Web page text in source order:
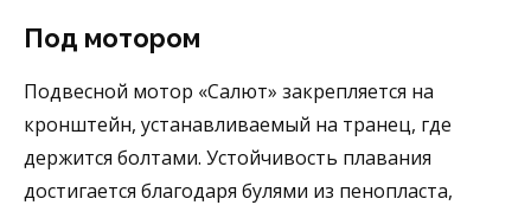
Под мотором
Подвесной мотор «Салют» закрепляется на
кронштейн, устанавливаемый на транец, где
держится болтами. Устойчивость плавания
достигается благодаря булями из пенопласта,